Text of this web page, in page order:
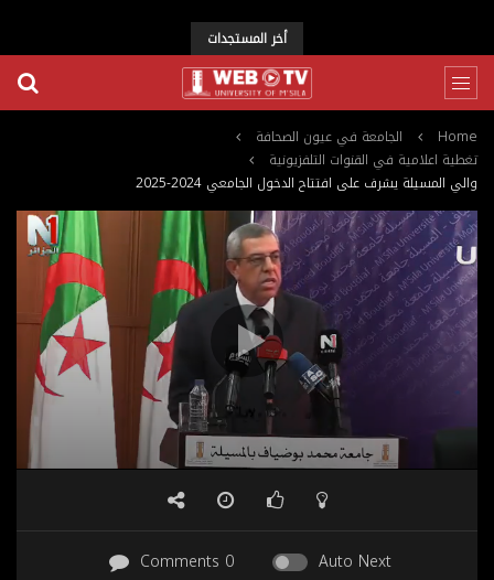
أخر المستجدات
Home
الجامعة في عيون الصحافة
تغطية اعلامية في القنوات التلفزيونية
والي المسيلة يشرف على افتتاح الدخول الجامعي 2024-2025
Auto Next
0 Comments